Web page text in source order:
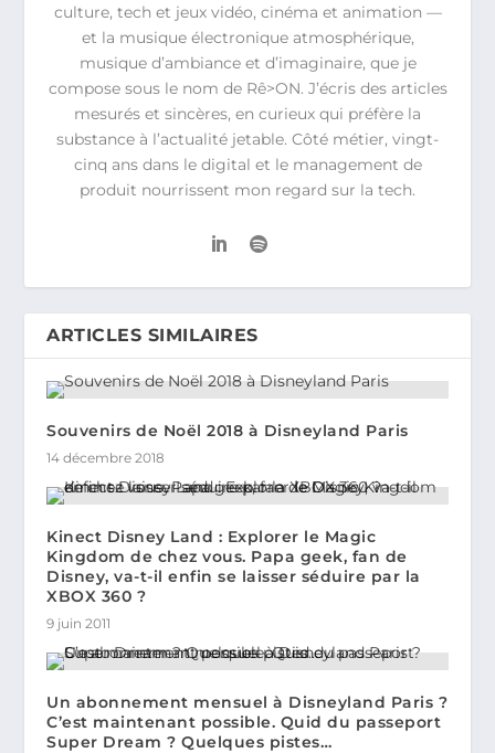
culture, tech et jeux vidéo, cinéma et animation —
et la musique électronique atmosphérique,
musique d’ambiance et d’imaginaire, que je
compose sous le nom de Rê>ON. J’écris des articles
mesurés et sincères, en curieux qui préfère la
substance à l’actualité jetable. Côté métier, vingt-
cinq ans dans le digital et le management de
produit nourrissent mon regard sur la tech.
ARTICLES SIMILAIRES
Souvenirs de Noël 2018 à Disneyland Paris
14 décembre 2018
Kinect Disney Land : Explorer le Magic
Kingdom de chez vous. Papa geek, fan de
Disney, va-t-il enfin se laisser séduire par la
XBOX 360 ?
9 juin 2011
Un abonnement mensuel à Disneyland Paris ?
C’est maintenant possible. Quid du passeport
Super Dream ? Quelques pistes…